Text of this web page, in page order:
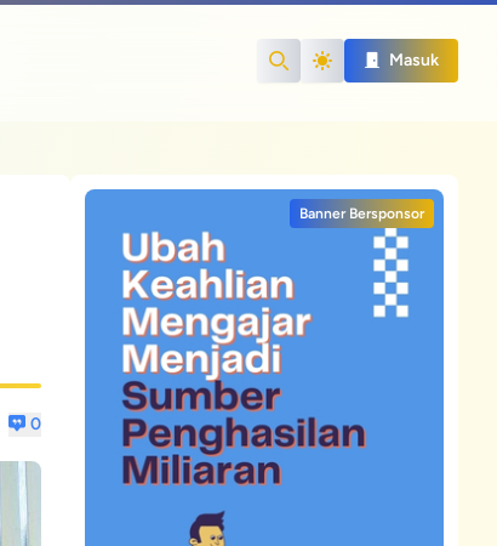
Search
Masuk
0
Banner Bersponsor